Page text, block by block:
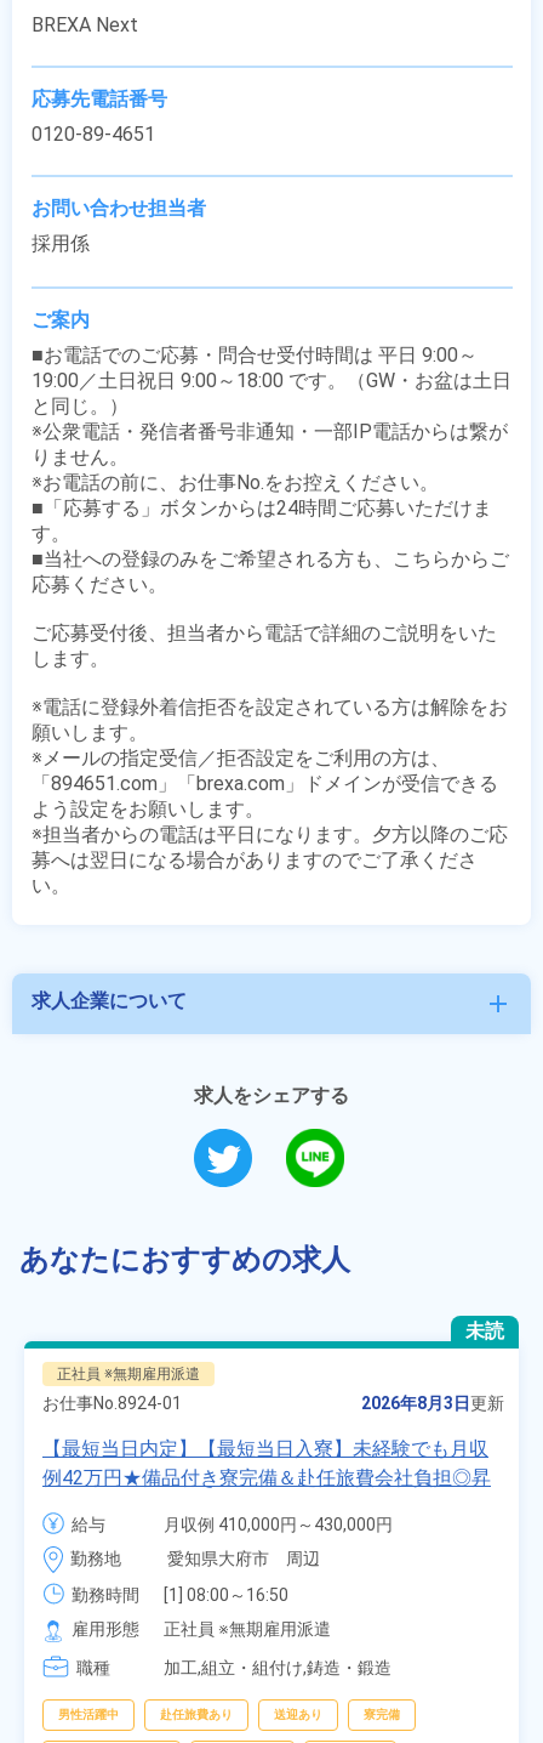
BREXA Next
応募先電話番号
0120-89-4651
お問い合わせ担当者
採用係
ご案内
■お電話でのご応募・問合せ受付時間は 平日 9:00～
19:00／土日祝日 9:00～18:00 です。（GW・お盆は土日
と同じ。）
※公衆電話・発信者番号非通知・一部IP電話からは繋が
りません。
※お電話の前に、お仕事No.をお控えください。
■「応募する」ボタンからは24時間ご応募いただけま
す。
■当社への登録のみをご希望される方も、こちらからご
応募ください。
ご応募受付後、担当者から電話で詳細のご説明をいた
します。
※電話に登録外着信拒否を設定されている方は解除をお
願いします。
※メールの指定受信／拒否設定をご利用の方は、
「894651.com」「brexa.com」ドメインが受信できる
よう設定をお願いします。
※担当者からの電話は平日になります。夕方以降のご応
募へは翌日になる場合がありますのでご了承くださ
求人企業について add
求人をシェアする
あなたにおすすめの求人
未読
正社員 ※無期雇用派遣
お仕事No. 8924-01 2026年8月3日更新
【最短当日内定】【最短当日入寮】未経験でも月収
例42万円★備品付き寮完備＆赴任旅費会社負担◎昇
給・業績賞与あり！組立や塗装など自動車製造の各
種作業！《愛知県大府市》
給与
月収例 410,000円～430,000円
月給 277,000円～277,000円
勤務地
愛知県大府市　周辺
勤務時間
[1] 08:00～16:50
[2] 06:25～15:10
[3] 17:05～01:50
雇用形態
正社員 ※無期雇用派遣
職種
加工,組立・組付け,鋳造・鍛造
男性活躍中 赴任旅費あり 送迎あり 寮完備